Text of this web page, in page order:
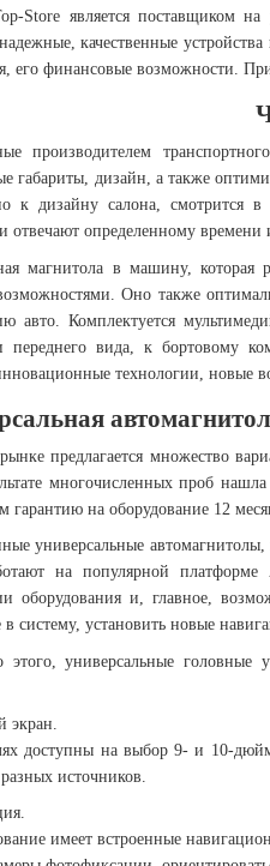
Store является поставщиком
качественные
его финансовые возможности.
производителем
габариты, дизайн, а также
к дизайну салона, смотрится
отвечают определенному
магнитола в машину,
Оно также
авто. Комплектуется
переднего вида, к бортовому
технологии, новые
предлагается множество
многочисленных проб
гарантию на оборудование 12
универсальные
на популярной платформе
оборудования и, главное,
систему, установить новые
универсальные головные
экран.
доступны на выбор 9- и 10-
источников.
имеет встроенные